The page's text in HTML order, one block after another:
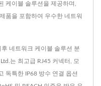
케이블 솔루션을 제공하며,
품을 포함하여 우수한 네트워
네트워크 케이블 솔루션 분
는 최고급 RJ45 커넥터, 모
독특한 IP68 방수 연결 옵션